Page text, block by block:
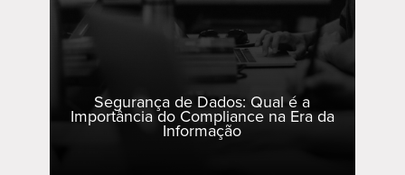
Segurança de Dados: Qual é a
Importância do Compliance na Era da
Informação